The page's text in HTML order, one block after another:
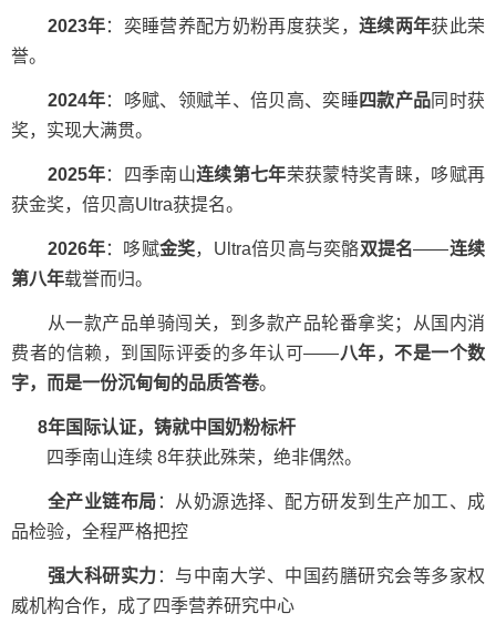
2023年：奕睡营养配方奶粉再度获奖，连续两年获此荣
誉。
2024年：哆赋、领赋羊、倍贝高、奕睡四款产品同时获
奖，实现大满贯。
2025年：四季南山连续第七年荣获蒙特奖青睐，哆赋再
获金奖，倍贝高Ultra获提名。
2026年：哆赋金奖，Ultra倍贝高与奕骼双提名——连续
第八年载誉而归。
从一款产品单骑闯关，到多款产品轮番拿奖；从国内消
费者的信赖，到国际评委的多年认可——八年，不是一个数
字，而是一份沉甸甸的品质答卷。
8年国际认证，铸就中国奶粉标杆
四季南山连续 8年获此殊荣，绝非偶然。
全产业链布局 ：从奶源选择、配方研发到生产加工、成
品检验，全程严格把控
强大科研实力 ：与中南大学、中国药膳研究会等多家权
威机构合作，成了四季营养研究中心